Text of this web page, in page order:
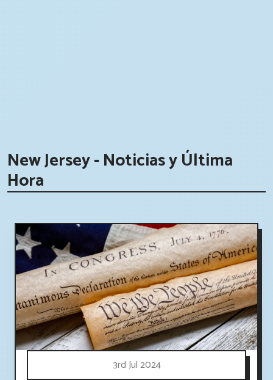
New Jersey - Noticias y Última
Hora
3rd Jul 2024